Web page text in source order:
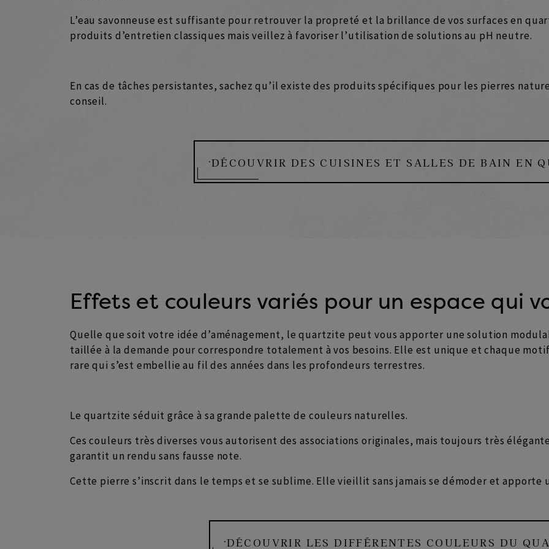
L’eau savonneuse est suffisante pour retrouver la propreté et la brillance de vos surfaces en
produits d’entretien classiques mais veillez à favoriser l’utilisation de solutions au pH neutre.
En cas de tâches persistantes, sachez qu’il existe des produits spécifiques pour les pierres
conseil.
DÉCOUVRIR DES CUISINES ET SALLES DE BAIN EN
Effets et couleurs variés pour un espace qui
Quelle que soit votre idée d’aménagement, le quartzite peut vous apporter une solution
taillée à la demande pour correspondre totalement à vos besoins. Elle est unique et chaque
rare qui s’est embellie au fil des années dans les profondeurs terrestres.
Le quartzite séduit grâce à sa grande palette de couleurs naturelles.
Ces couleurs très diverses vous autorisent des associations originales, mais toujours très
garantit un rendu sans fausse note.
Cette pierre s’inscrit dans le temps et se sublime. Elle vieillit sans jamais se démoder et apporte
DÉCOUVRIR LES DIFFÉRENTES COULEURS DU